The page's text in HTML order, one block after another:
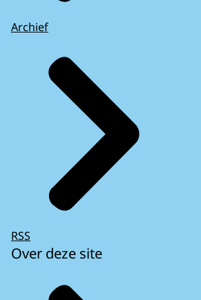
Archief
RSS
Over deze site